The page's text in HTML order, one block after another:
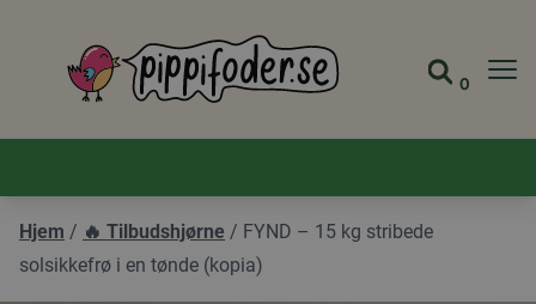
Pippifoder logo Gå til
Se
0
Hjem / 🔥 Tilbudshjørne / FYND – 15 kg stribede
solsikkefrø i en tønde (kopia)